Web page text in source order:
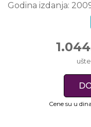
Godina izdanja:
Cene su u